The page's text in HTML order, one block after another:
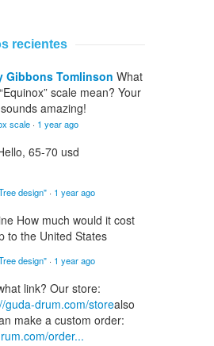
recientes
Gibbons Tomlinson What
scale mean? Your
amazing!
scale · 1 year ago
65-70 usd
design" · 1 year ago
How much would it cost
to the United States
design" · 1 year ago
link? Our store:
guda-drum.com/storealso
make a custom order:
order...